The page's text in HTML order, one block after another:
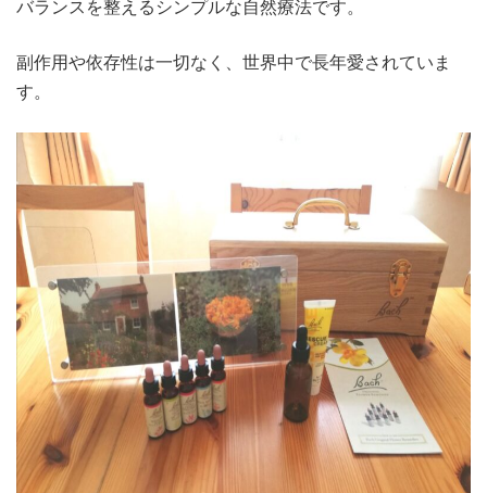
バランスを整えるシンプルな自然療法です。
副作用や依存性は一切なく、世界中で長年愛されていま
す。